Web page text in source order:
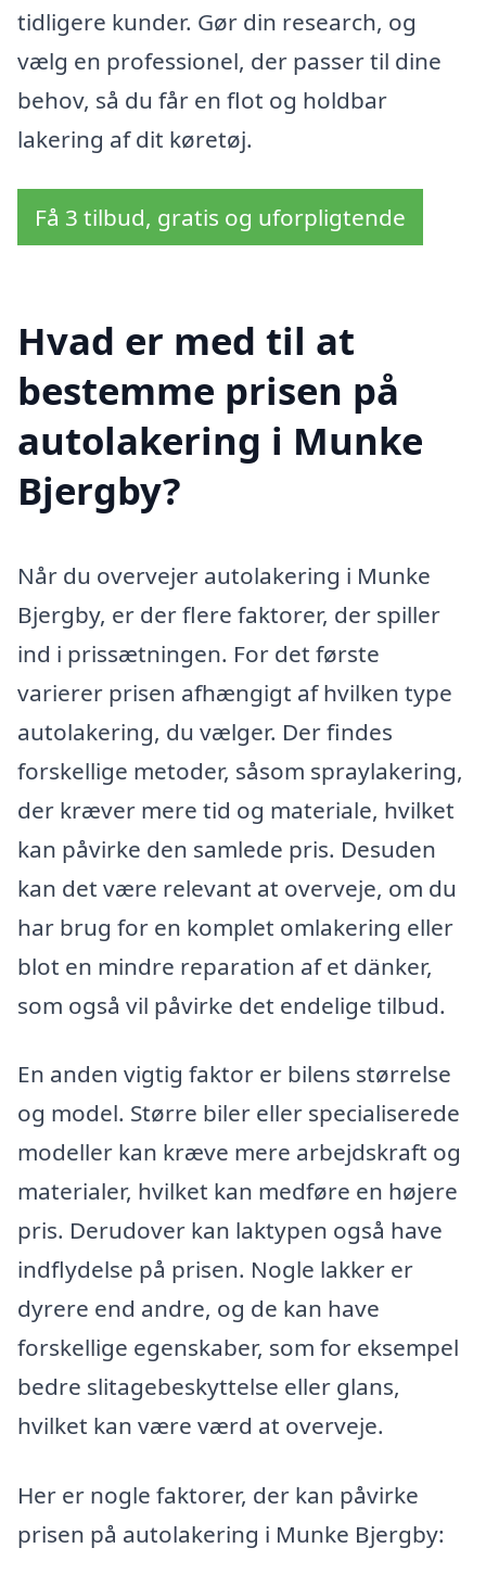
tidligere kunder. Gør din research, og
vælg en professionel, der passer til dine
behov, så du får en flot og holdbar
lakering af dit køretøj.
Få 3 tilbud, gratis og uforpligtende
Hvad er med til at
bestemme prisen på
autolakering i Munke
Bjergby?
Når du overvejer autolakering i Munke
Bjergby, er der flere faktorer, der spiller
ind i prissætningen. For det første
varierer prisen afhængigt af hvilken type
autolakering, du vælger. Der findes
forskellige metoder, såsom spraylakering,
der kræver mere tid og materiale, hvilket
kan påvirke den samlede pris. Desuden
kan det være relevant at overveje, om du
har brug for en komplet omlakering eller
blot en mindre reparation af et dänker,
som også vil påvirke det endelige tilbud.
En anden vigtig faktor er bilens størrelse
og model. Større biler eller specialiserede
modeller kan kræve mere arbejdskraft og
materialer, hvilket kan medføre en højere
pris. Derudover kan laktypen også have
indflydelse på prisen. Nogle lakker er
dyrere end andre, og de kan have
forskellige egenskaber, som for eksempel
bedre slitagebeskyttelse eller glans,
hvilket kan være værd at overveje.
Her er nogle faktorer, der kan påvirke
prisen på autolakering i Munke Bjergby: